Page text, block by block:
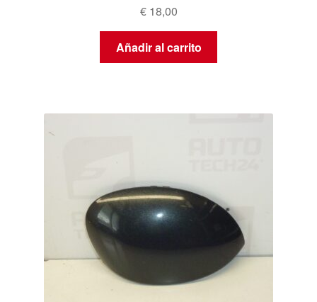
€18,00
Añadir al carrito